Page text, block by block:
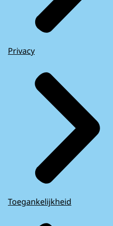
Privacy
Toegankelijkheid